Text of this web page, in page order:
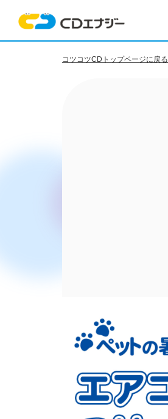
コツコツCDトップページに戻る